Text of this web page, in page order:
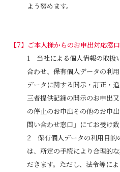
よう努めます。
ご本人様からのお申出対応窓口
当社による個人情報の取扱
合わせ、保有個人データの利
データに関する開示・訂正・
三者提供記録の開示のお申出
の停止のお申出その他のお申
問い合わせ窓口」にてお受け致
保有個人データの利用目
は、所定の手続により合理的
だきます。ただし、法令等に